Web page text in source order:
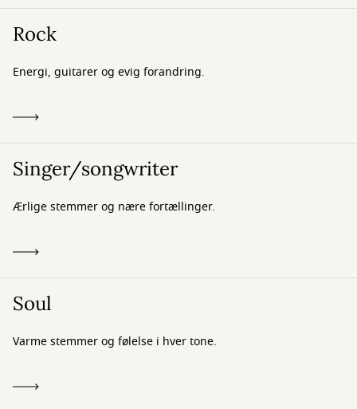
Rock
Energi, guitarer og evig forandring.
Singer/songwriter
Ærlige stemmer og nære fortællinger.
Soul
Varme stemmer og følelse i hver tone.